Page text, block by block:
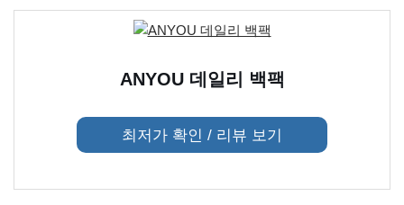
ANYOU 데일리 백팩
최저가 확인 / 리뷰 보기